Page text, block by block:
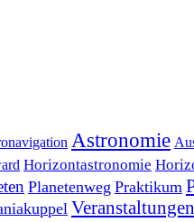
Astronomie
Horizontastronomie
Planetenweg Praktikum
Veranstaltungen